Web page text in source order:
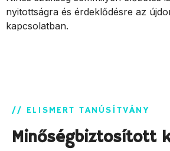
nyitottságra és érdeklődésre az
kapcsolatban.
// ELISMERT TANÚSÍTVÁNY
Minőségbiztosított